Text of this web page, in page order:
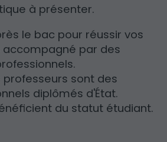
à présenter.
le bac pour réussir vos
accompagné par des
professeurs sont des
diplômés d'État.
du statut étudiant.